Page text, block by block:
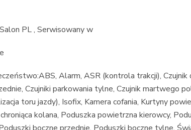
PL , Serwisowany w
Alarm, ASR (kontrola trakcji), Czujnik
Czujniki parkowania tylne, Czujnik martwego
toru jazdy), Isofix, Kamera cofania, Kurtyny
kolana, Poduszka powietrzna kierowcy,